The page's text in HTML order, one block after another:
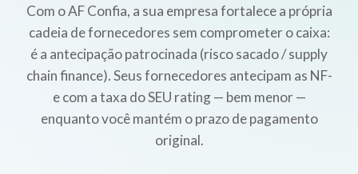
Com o AF Confia, a sua empresa fortalece a própria
cadeia de fornecedores sem comprometer o caixa:
é a antecipação patrocinada (risco sacado / supply
chain finance). Seus fornecedores antecipam as NF-
e com a taxa do SEU rating — bem menor —
enquanto você mantém o prazo de pagamento
original.